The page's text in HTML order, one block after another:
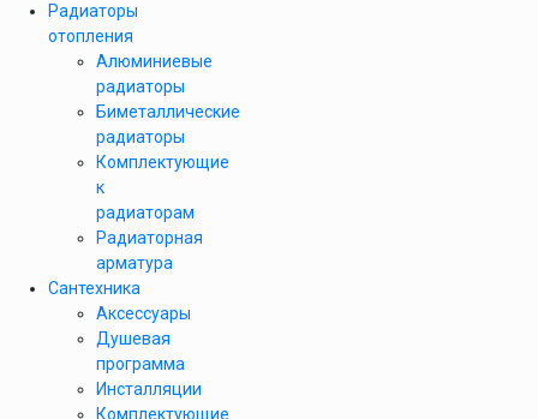
Радиаторы
отопления
Алюминиевые
радиаторы
Биметаллические
радиаторы
Комплектующие
к
радиаторам
Радиаторная
арматура
Сантехника
Аксессуары
Душевая
программа
Инсталляции
Комплектующие